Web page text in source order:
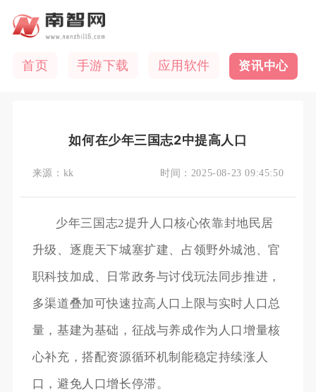
首页 手游下载 应用软件 资讯中心
如何在少年三国志2中提高人口
来源： kk 时间： 2025-08-23 09:45:50
少年三国志2提升人口核心依靠封地民居
升级、逐鹿天下城塞扩建、占领野外城池、官
职科技加成、日常政务与讨伐玩法同步推进，
多渠道叠加可快速拉高人口上限与实时人口总
量，基建为基础，征战与养成作为人口增量核
心补充，搭配资源循环机制能稳定持续涨人
口，避免人口增长停滞。